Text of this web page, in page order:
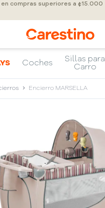
en compras superiores a ¢15.000
Coches
Sillas para
Carro
Encierro MARSELLA